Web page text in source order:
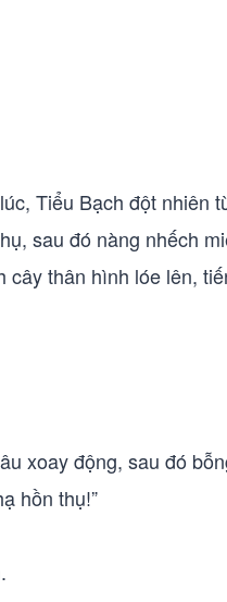
Tiểu Bạch đột nhiên
sau đó nàng nhếch
thân hình lóe lên,
xoay động, sau đó
hồn thụ!”